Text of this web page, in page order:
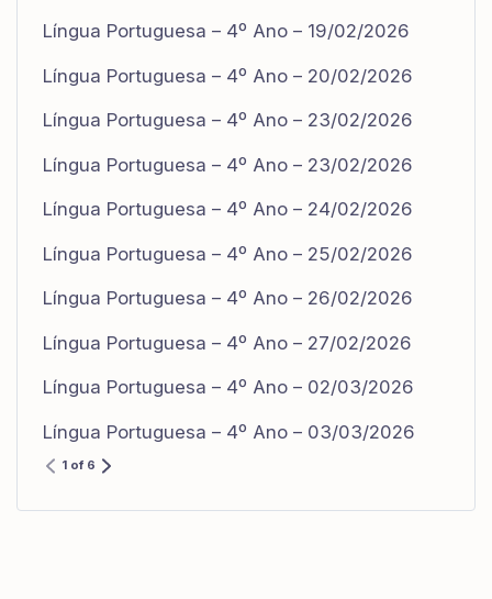
Língua Portuguesa – 4º Ano – 19/02/2026
Língua Portuguesa – 4º Ano – 20/02/2026
Língua Portuguesa – 4º Ano – 23/02/2026
Língua Portuguesa – 4º Ano – 23/02/2026
Língua Portuguesa – 4º Ano – 24/02/2026
Língua Portuguesa – 4º Ano – 25/02/2026
Língua Portuguesa – 4º Ano – 26/02/2026
Língua Portuguesa – 4º Ano – 27/02/2026
Língua Portuguesa – 4º Ano – 02/03/2026
Língua Portuguesa – 4º Ano – 03/03/2026
1 of 6